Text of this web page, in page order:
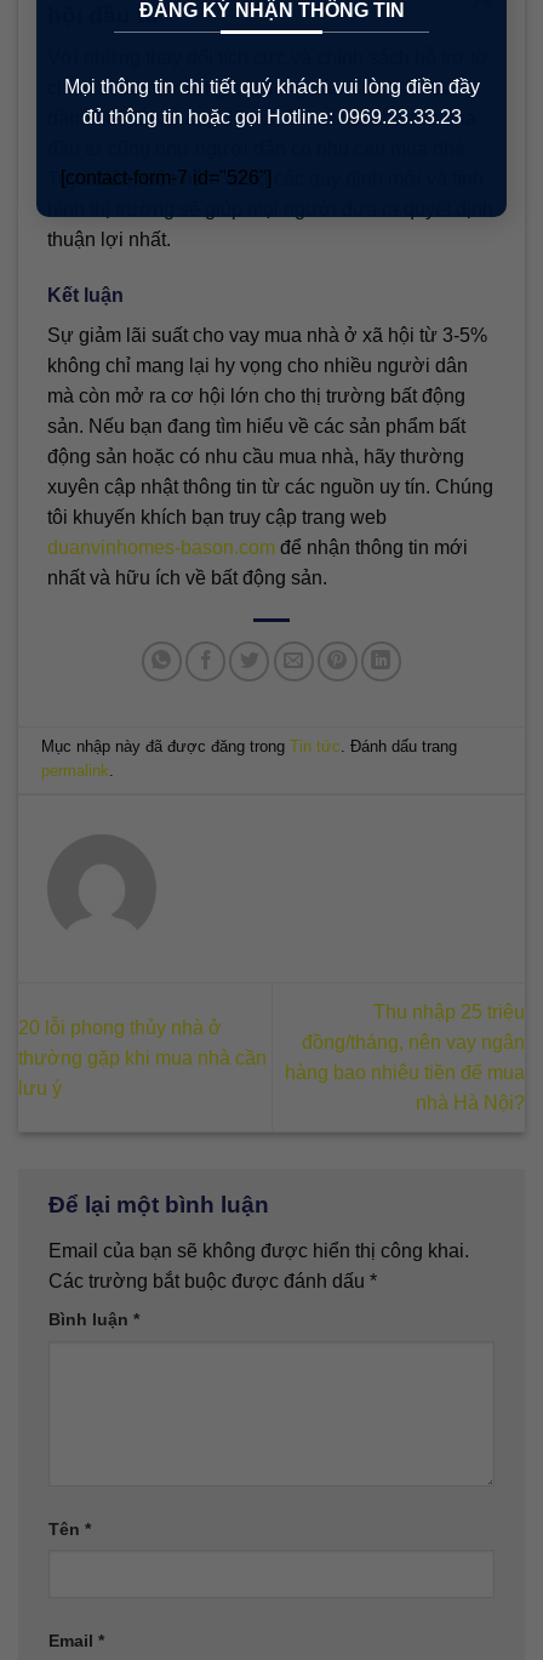
ĐĂNG KÝ NHẬN THÔNG TIN
Mọi thông tin chi tiết quý khách vui lòng điền đầy
đủ thông tin hoặc gọi Hotline: 0969.23.33.23
[contact-form-7 id="526"]
hội đầu tư
chính phủ, thị trường bất động sản Việt Nam đang
dần khởi sắc, mang đến nhiều cơ hội cho các nhà
Tuy nhiên, việc nắm vững các quy định mới và tình
thuận lợi nhất.
Kết luận
Sự giảm lãi suất cho vay mua nhà ở xã hội từ 3-5%
không chỉ mang lại hy vọng cho nhiều người dân
mà còn mở ra cơ hội lớn cho thị trường bất động
sản. Nếu bạn đang tìm hiểu về các sản phẩm bất
động sản hoặc có nhu cầu mua nhà, hãy thường
xuyên cập nhật thông tin từ các nguồn uy tín. Chúng
tôi khuyến khích bạn truy cập trang web
duanvinhomes-bason.com để nhận thông tin mới
nhất và hữu ích về bất động sản.
Mục nhập này đã được đăng trongTin tức. Đánh dấu trang
permalink.
20 lỗi phong thủy nhà ở
thường gặp khi mua nhà cần
lưu ý
Thu nhập 25 triệu
đồng/tháng, nên vay ngân
hàng bao nhiêu tiền để mua
nhà Hà Nội?
Để lại một bình luận
Email của bạn sẽ không được hiển thị công khai.
Các trường bắt buộc được đánh dấu *
Bình luận *
Tên *
Email *